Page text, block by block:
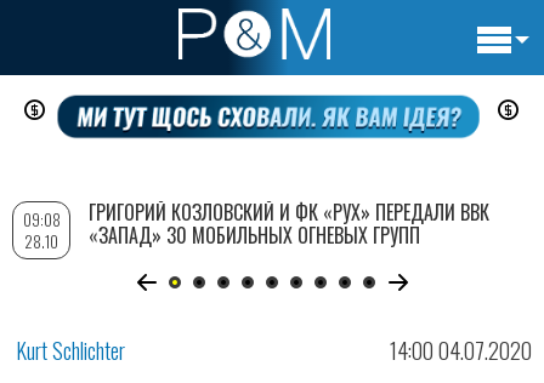
Перейти
содержанию
Kurt Schlichter 14:00 04.07.2020
09:08
28.10
ГРИГОРИЙ КОЗЛОВСКИЙ И ФК «РУХ» ПЕРЕДАЛИ ВВК
«ЗАПАД» 30 МОБИЛЬНЫХ ОГНЕВЫХ ГРУПП